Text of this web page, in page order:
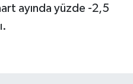
ayında yüzde -2,5